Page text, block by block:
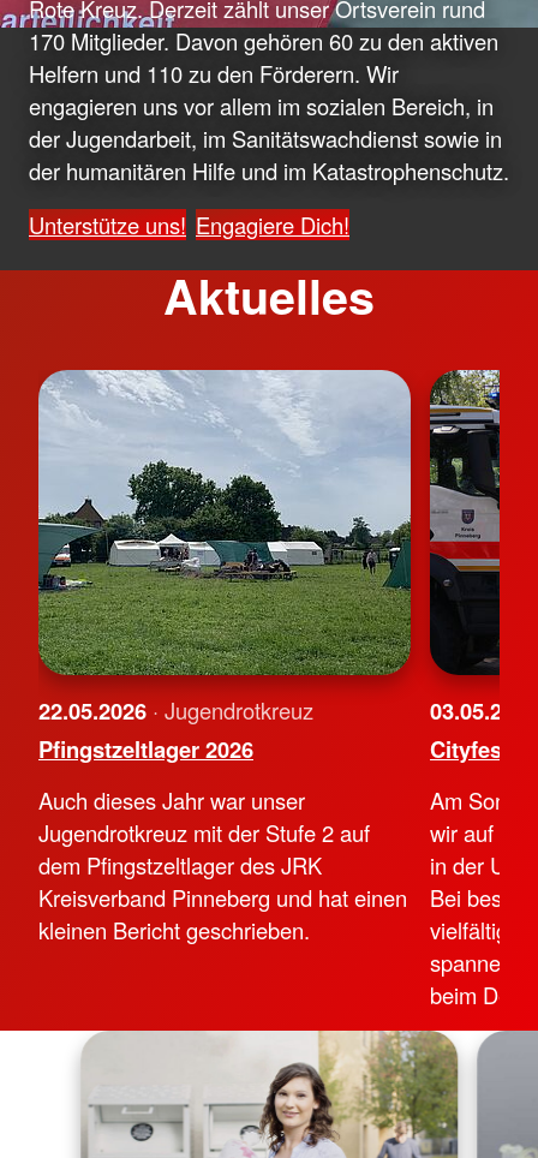
Rote Kreuz. Derzeit zählt unser Ortsverein rund
170 Mitglieder. Davon gehören 60 zu den aktiven
Helfern und 110 zu den Förderern. Wir
engagieren uns vor allem im sozialen Bereich, in
der Jugendarbeit, im Sanitätswachdienst sowie in
der humanitären Hilfe und im Katastrophenschutz.
Unterstütze uns! Engagiere Dich!
Aktuelles
22.05.2026 · Jugendrotkreuz
Pfingstzeltlager 2026
Auch dieses Jahr war unser
Jugendrotkreuz mit der Stufe 2 auf
dem Pfingstzeltlager des JRK
Kreisverband Pinneberg und hat einen
kleinen Bericht geschrieben.
Cityfest
Am
wir auf
in der
Bei
vielfältige
beim